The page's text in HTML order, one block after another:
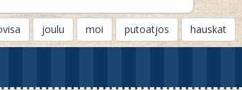
joulu moi putoatjos hauskat